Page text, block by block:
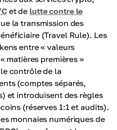
et de lutte contre le
la transmission des
(Travel Rule). Les
entre « valeurs
matières premières »
contrôle de la
(comptes séparés,
et introduisent des règles
(réserves 1:1 et audits).
monnaies numériques de